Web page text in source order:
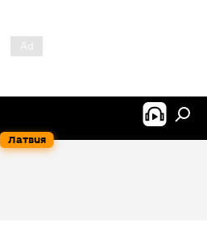
Латвия